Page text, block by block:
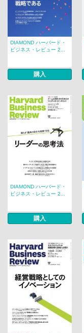
DIAMOND ハーバード・
ビジネス・レビュー 2...
購入
DIAMOND ハーバード・
ビジネス・レビュー 2...
購入